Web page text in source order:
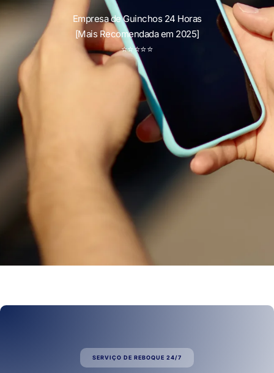
Empresa de Guinchos 24 Horas
[Mais Recomendada em 2025]
⭐⭐⭐⭐⭐
SERVIÇO DE REBOQUE 24/7